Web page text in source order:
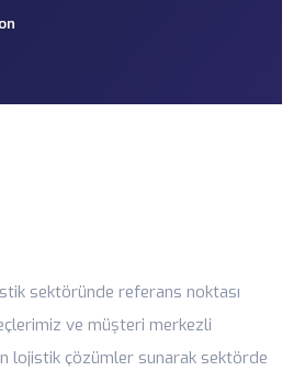
sektöründe referans noktası
ve müşteri merkezli
lojistik çözümler sunarak sektörde